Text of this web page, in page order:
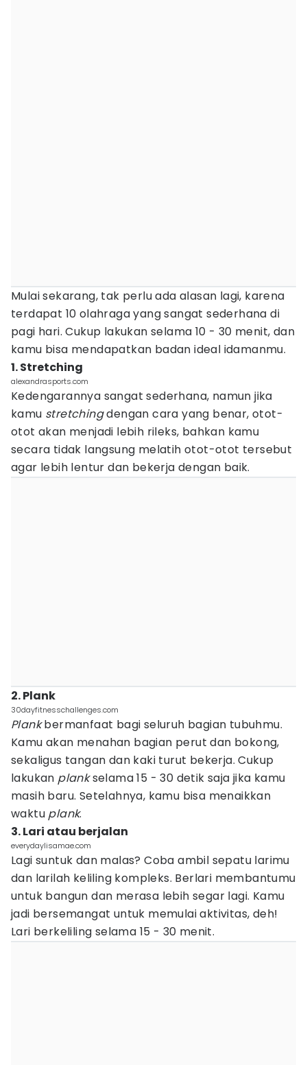
Mulai sekarang, tak perlu ada alasan lagi, karena
terdapat 10 olahraga yang sangat sederhana di
pagi hari. Cukup lakukan selama 10 - 30 menit, dan
kamu bisa mendapatkan badan ideal idamanmu.
1. Stretching
alexandrasports.com
Kedengarannya sangat sederhana, namun jika
kamu stretchingdengan cara yang benar, otot-
otot akan menjadi lebih rileks, bahkan kamu
secara tidak langsung melatih otot-otot tersebut
agar lebih lentur dan bekerja dengan baik.
2. Plank
30dayfitnesschallenges.com
Plankbermanfaat bagi seluruh bagian tubuhmu.
Kamu akan menahan bagian perut dan bokong,
sekaligus tangan dan kaki turut bekerja. Cukup
lakukan plankselama 15 - 30 detik saja jika kamu
masih baru. Setelahnya, kamu bisa menaikkan
waktu plank.
3. Lari atau berjalan
everydaylisamae.com
Lagi suntuk dan malas? Coba ambil sepatu larimu
dan larilah keliling kompleks. Berlari membantumu
untuk bangun dan merasa lebih segar lagi. Kamu
jadi bersemangat untuk memulai aktivitas, deh!
Lari berkeliling selama 15 - 30 menit.